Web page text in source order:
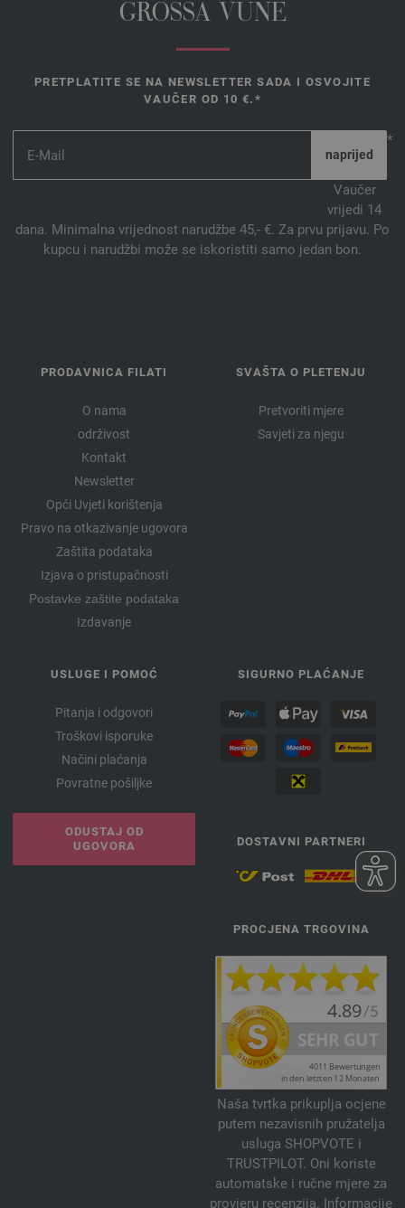
GROSSA VUNE
PRETPLATITE SE NA NEWSLETTER SADA I OSVOJITE
VAUČER OD 10 €.*
*
Vaučer
vrijedi 14
dana. Minimalna vrijednost narudžbe 45,- €. Za prvu prijavu. Po
kupcu i narudžbi može se iskoristiti samo jedan bon.
PRODAVNICA FILATI
O nama
održivost
Kontakt
Newsletter
Opći Uvjeti korištenja
Pravo na otkazivanje ugovora
Zaštita podataka
Izjava o pristupačnosti
Postavke zaštite podataka
Izdavanje
SVAŠTA O PLETENJU
Pretvoriti mjere
Savjeti za njegu
USLUGE I POMOĆ
Pitanja i odgovori
Troškovi isporuke
Načini plaćanja
Povratne pošiljke
ODUSTAJ OD
UGOVORA
SIGURNO PLAĆANJE
DOSTAVNI PARTNERI
PROCJENA TRGOVINA
Naša tvrtka prikuplja ocjene
putem nezavisnih pružatelja
usluga SHOPVOTE i
TRUSTPILOT. Oni koriste
automatske i ručne mjere za
provjeru recenzija. Informacije